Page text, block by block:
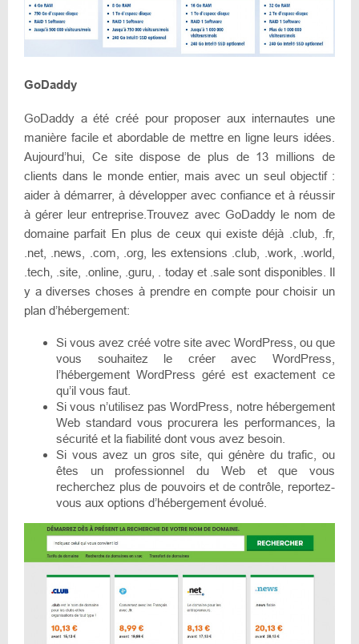
GoDaddy
GoDaddy a été créé pour proposer aux internautes une
manière facile et abordable de mettre en ligne leurs idées.
Aujourd’hui, Ce site dispose de plus de 13 millions de
clients dans le monde entier, mais avec un seul objectif :
aider à démarrer, à développer avec confiance et à réussir
à gérer leur entreprise.Trouvez avec GoDaddy le nom de
domaine parfait En plus de ceux qui existe déjà .club, .fr,
.net, .news, .com, .org, les extensions .club, .work, .world,
.tech, .site, .online, .guru, . today et .sale sont disponibles. Il
y a diverses choses à prendre en compte pour choisir un
plan d’hébergement:
Si vous avez créé votre site avec WordPress, ou que
vous souhaitez le créer avec WordPress,
l’hébergement WordPress géré est exactement ce
qu’il vous faut.
Si vous n’utilisez pas WordPress, notre hébergement
Web standard vous procurera les performances, la
sécurité et la fiabilité dont vous avez besoin.
Si vous avez un gros site, qui génère du trafic, ou
êtes un professionnel du Web et que vous
recherchez plus de pouvoirs et de contrôle, reportez-
vous aux options d’hébergement évolué.